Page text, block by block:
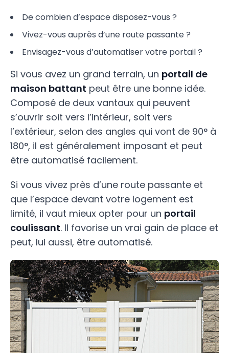
De combien d’espace disposez-vous ?
Vivez-vous auprès d’une route passante ?
Envisagez-vous d’automatiser votre portail ?
Si vous avez un grand terrain, un portail de
maison battant peut être une bonne idée.
Composé de deux vantaux qui peuvent
s’ouvrir soit vers l’intérieur, soit vers
l’extérieur, selon des angles qui vont de 90° à
180°, il est généralement imposant et peut
être automatisé facilement.
Si vous vivez près d’une route passante et
que l’espace devant votre logement est
limité, il vaut mieux opter pour un portail
coulissant. Il favorise un vrai gain de place et
peut, lui aussi, être automatisé.